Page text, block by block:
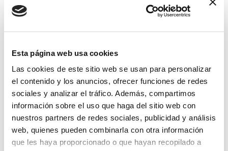
Esta página web usa cookies
Las cookies de este sitio web se usan para personalizar
el contenido y los anuncios, ofrecer funciones de redes
sociales y analizar el tráfico. Además, compartimos
información sobre el uso que haga del sitio web con
nuestros partners de redes sociales, publicidad y análisis
web, quienes pueden combinarla con otra información
que les haya proporcionado o que hayan recopilado a
desarrollar la lógica y la destreza manual.
Hecho en Italia. Producto desarrollado en el
Contenido y detalles :
5 tablas educativas de doble grosor
Tamaño de la caja:
Anchura :
28,500
Altura :
28,500
Profundidad :
6,700
Asistencia